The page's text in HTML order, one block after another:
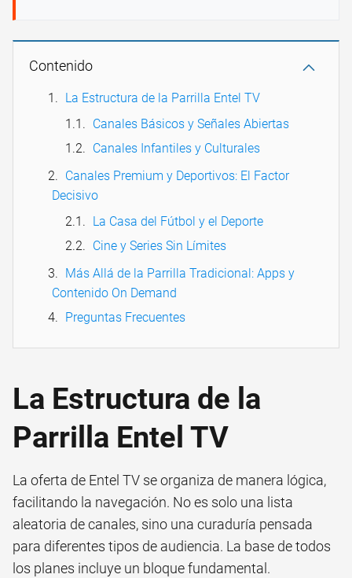
Contenido
La Estructura de la Parrilla Entel TV
Canales Básicos y Señales Abiertas
Canales Infantiles y Culturales
Canales Premium y Deportivos: El Factor
Decisivo
La Casa del Fútbol y el Deporte
Cine y Series Sin Límites
Más Allá de la Parrilla Tradicional: Apps y
Contenido On Demand
Preguntas Frecuentes
La Estructura de la
Parrilla Entel TV
La oferta de Entel TV se organiza de manera lógica,
facilitando la navegación. No es solo una lista
aleatoria de canales, sino una curaduría pensada
para diferentes tipos de audiencia. La base de todos
los planes incluye un bloque fundamental.